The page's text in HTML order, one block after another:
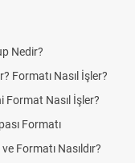
Nedir?
Formatı Nasıl İşler?
Format Nasıl İşler?
Formatı
Formatı Nasıldır?